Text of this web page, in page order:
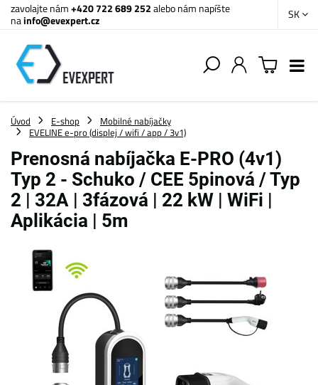
zavolajte nám+420 722 689 252alebo nám napíšte
nainfo@evexpert.cz SK
Úvod E-shop
Mobilné nabíjačky
EVELINE e-pro (displej / wifi / app / 3v1)
Prenosná nabíjačka E-PRO (4v1)
Typ 2 - Schuko / CEE 5pinová / Typ
2 | 32A | 3fázová | 22 kW | WiFi |
Aplikácia | 5m